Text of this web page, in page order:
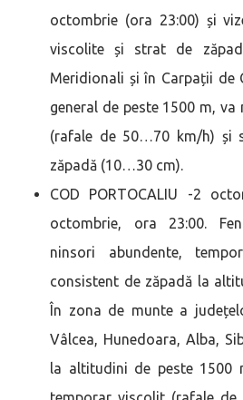
octombrie (ora 23:00) și
viscolite și strat de
Meridionali și în Carpații de
general de peste 1500 m,
(rafale de 50…70 km/h) și
zăpadă (10…30 cm).
COD PORTOCALIU -2
octombrie, ora 23:00.
ninsori abundente,
consistent de zăpadă la
În zona de munte a
Vâlcea, Hunedoara, Alba,
la altitudini de peste 1500